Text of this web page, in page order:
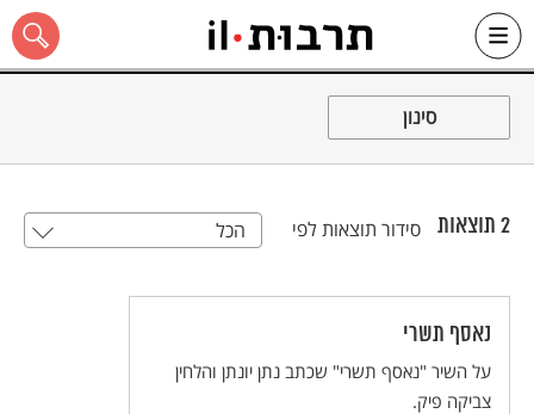
Skip
כל האתר
סינון
2 תוצאות סידור תוצאות לפי הכל
נאסף תשרי
על השיר "נאסף תשרי" שכתב נתן יונתן והלחין
צביקה פיק.